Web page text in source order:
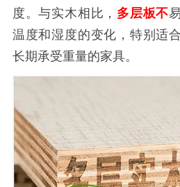
度。与实木相比， 多层板不
温度和湿度的变化，特别适
长期承受重量的家具。